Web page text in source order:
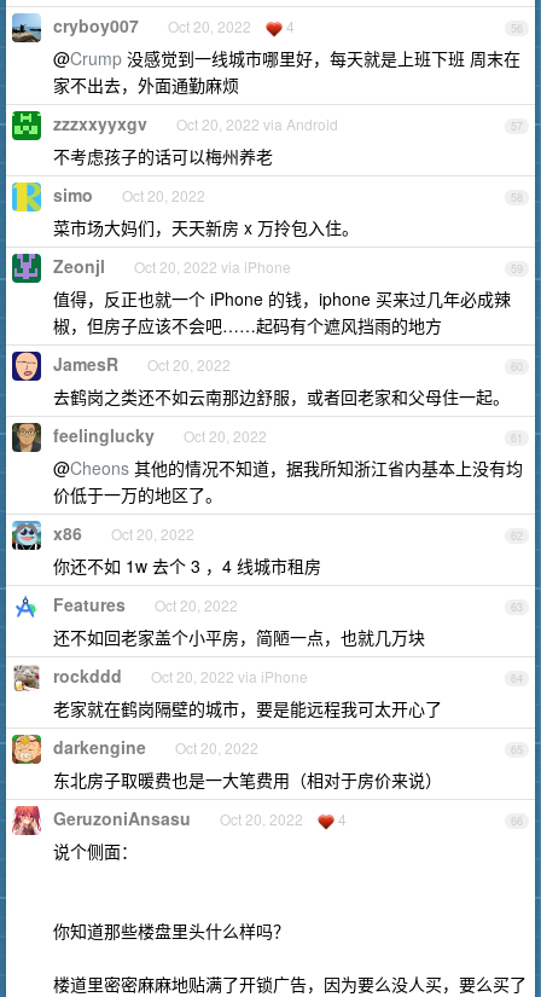
56
cryboy007 Oct 20, 2022 4
@Crump 没感觉到一线城市哪里好，每天就是上班下班 周末在
家不出去，外面通勤麻烦
57
zzzxxyyxgv Oct 20, 2022 via Android
不考虑孩子的话可以梅州养老
58
simo Oct 20, 2022
菜市场大妈们，天天新房 x 万拎包入住。
59
Zeonjl Oct 20, 2022 via iPhone
值得，反正也就一个 iPhone 的钱，iphone 买来过几年必成辣
椒，但房子应该不会吧……起码有个遮风挡雨的地方
60
JamesR Oct 20, 2022
去鹤岗之类还不如云南那边舒服，或者回老家和父母住一起。
61
feelinglucky Oct 20, 2022
@Cheons 其他的情况不知道，据我所知浙江省内基本上没有均
价低于一万的地区了。
62
x86 Oct 20, 2022
你还不如 1w 去个 3 ，4 线城市租房
63
Features Oct 20, 2022
还不如回老家盖个小平房，简陋一点，也就几万块
64
rockddd Oct 20, 2022 via iPhone
老家就在鹤岗隔壁的城市，要是能远程我可太开心了
65
darkengine Oct 20, 2022
东北房子取暖费也是一大笔费用（相对于房价来说）
66
GeruzoniAnsasu Oct 20, 2022 4
说个侧面：
你知道那些楼盘里头什么样吗？
楼道里密密麻麻地贴满了开锁广告，因为要么没人买，要么买了